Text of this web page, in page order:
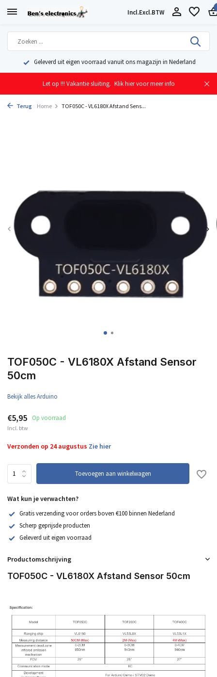
Incl.Excl.BTW
Geleverd uit eigen voorraad vanuit ons magazijn in Nederland
Let op !!! Vakantie sluiting. Klik hier voor meer info
Terug Home TOF050C - VL6180X Afstand Sens...
TOF050C - VL6180X Afstand Sensor
50cm
Bekijk alles Arduino
€5,95 Op voorraad
Incl. btw
Verzonden op 24 augustus Zie hier
Toevoegen aan winkelwagen
Wat kun je verwachten?
Gratis verzending voor orders boven €100 binnen Nederland
Scherp geprijsde producten
Geleverd uit eigen voorraad
Productomschrijving
TOF050C - VL6180X Afstand Sensor 50cm